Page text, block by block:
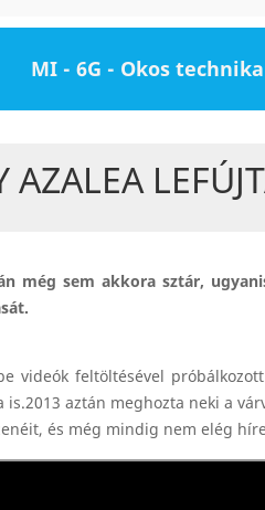
MI - 6G - Okos technika
AZALEA
még sem akkora sztár,
videók feltöltésével
aztán meghozta neki a
és még mindig nem elég